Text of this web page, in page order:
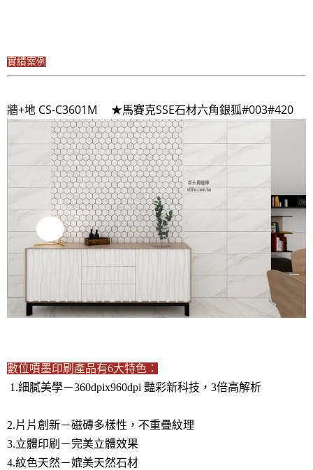
實績案例
牆+地 CS-C3601M ★馬賽克SSE石材六角銀狐#003#420
數位噴墨印刷產品有6大特色：
1.細膩美學－360dpix960dpi 豔彩新科技，3倍高解析
2.片片創新－磁磚多樣性，不重疊紋理
3.立體印刷－完美立體效果
4.紋色天然－媲美天然石材